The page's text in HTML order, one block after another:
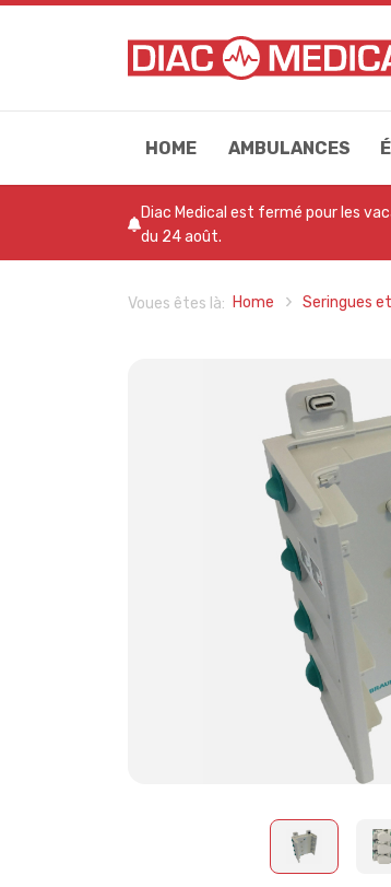
HOME AMBULANCES
Diac Medical est fermé pour les
du 24 août.
Voues êtes là: Home Seringues